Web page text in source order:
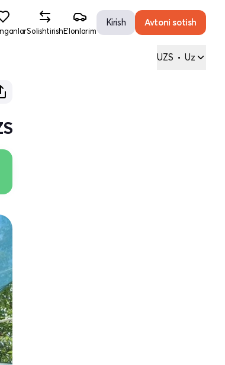
SolishtirishE'lonlarim
Kirish Avtoni sotish
UZS • Uz